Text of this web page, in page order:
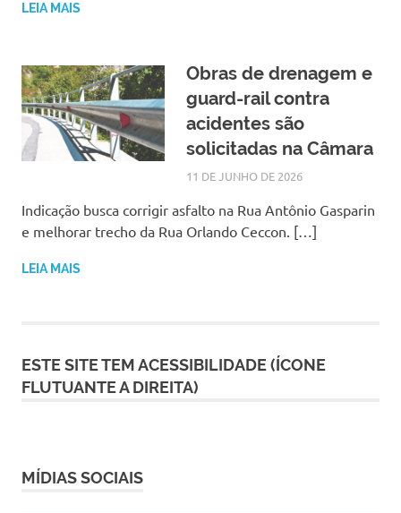
LEIA MAIS
Obras de drenagem e
guard-rail contra
acidentes são
solicitadas na Câmara
11 DE JUNHO DE 2026
Indicação busca corrigir asfalto na Rua Antônio Gasparin
e melhorar trecho da Rua Orlando Ceccon. […]
LEIA MAIS
ESTE SITE TEM ACESSIBILIDADE (ÍCONE
FLUTUANTE A DIREITA)
MÍDIAS SOCIAIS